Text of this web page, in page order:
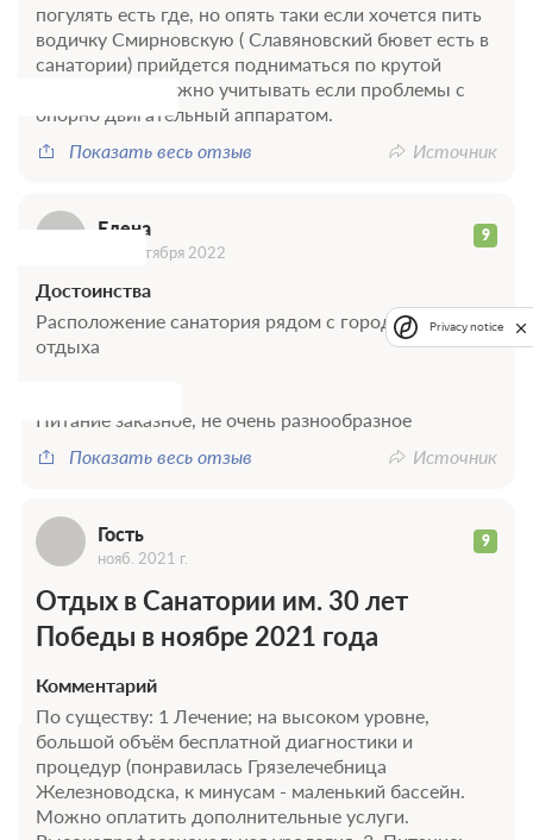
погулять есть где, но опять таки если хочется пить
водичку Смирновскую ( Славяновский бювет есть в
санатории) прийдется подниматься по крутой
лестнице это нужно учитывать если проблемы с
опорно двигательный аппаратом.
Показать весь отзыв
Источник
Елена 9
06 сентября 2022
Достоинства
Расположение санатория рядом с городской зоной
отдыха
Питание заказное, не очень разнообразное
Показать весь отзыв
Источник
Гость 9
нояб. 2021 г.
Отдых в Санатории им. 30 лет
Победы в ноябре 2021 года
Комментарий
По существу: 1 Лечение; на высоком уровне,
большой объём бесплатной диагностики и
процедур (понравилась Грязелечебница
Железноводска, к минусам - маленький бассейн.
Можно оплатить дополнительные услуги.
Privacy notice